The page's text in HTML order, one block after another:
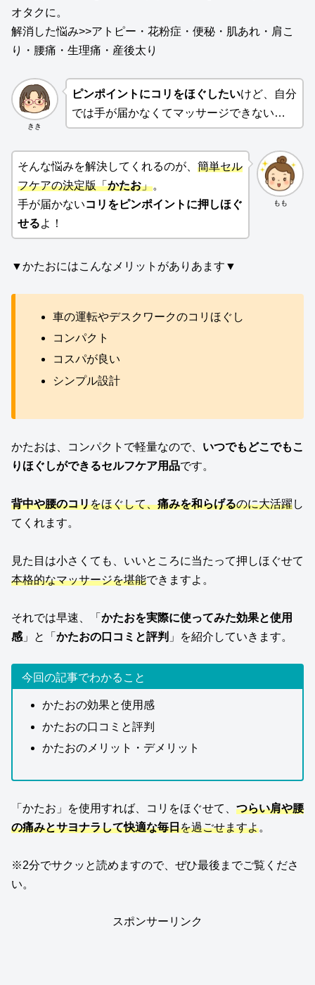
オタクに。
解消した悩み>>アトピー・花粉症・便秘・肌あれ・肩こ
り・腰痛・生理痛・産後太り
きき
ピンポイントにコリをほぐしたいけど、自分
では手が届かなくてマッサージできない…
もも
そんな悩みを解決してくれるのが、 簡単セル
フケアの決定版「かたお」。
手が届かないコリをピンポイントに押しほぐ
せるよ！
▼かたおにはこんなメリットがありあます▼
車の運転やデスクワークのコリほぐし
コンパクト
コスパが良い
シンプル設計
かたおは、コンパクトで軽量なので、 いつでもどこでもこ
りほぐしができるセルフケア用品です。
背中や腰のコリをほぐして、痛みを和らげるのに大活躍し
てくれます。
見た目は小さくても、いいところに当たって押しほぐせて
本格的なマッサージを堪能できますよ。
それでは早速、「 かたおを実際に使ってみた効果と使用
感 」と「 かたおの口コミと評判 」を紹介していきます。
今回の記事でわかること
かたおの効果と使用感
かたおの口コミと評判
かたおのメリット・デメリット
「かたお」を使用すれば、コリをほぐせて、 つらい肩や腰
の痛みとサヨナラして快適な毎日を過ごせますよ。
※2分でサクッと読めますので、ぜひ最後までご覧くださ
い。
スポンサーリンク